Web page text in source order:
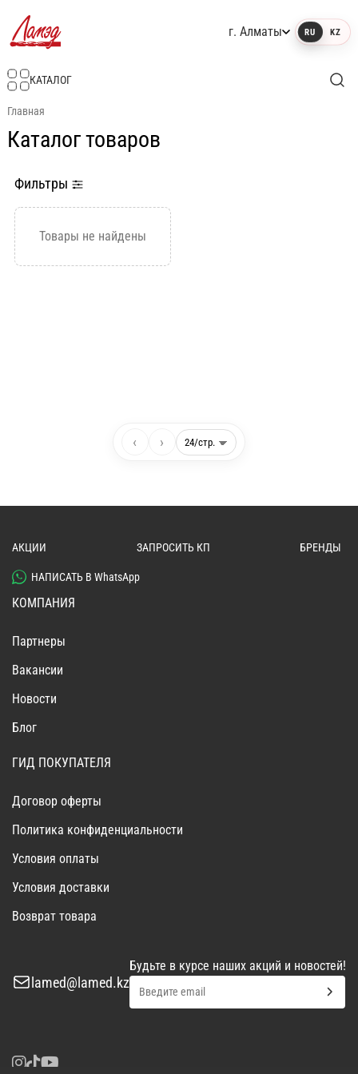
г. Алматы RU KZ
КАТАЛОГ
Главная
Каталог товаров
Фильтры
Товары не найдены
‹ ›
АКЦИИ ЗАПРОСИТЬ КП БРЕНДЫ
НАПИСАТЬ В WhatsApp
КОМПАНИЯ
Партнеры
Вакансии
Новости
Блог
ГИД ПОКУПАТЕЛЯ
Договор оферты
Политика конфиденциальности
Условия оплаты
Условия доставки
Возврат товара
lamed@lamed.kz
Будьте в курсе наших акций и новостей!